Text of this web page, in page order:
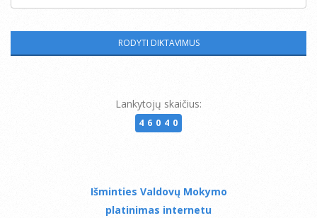
Lankytojų skaičius:
46040
Išminties Valdovų Mokymo
platinimas internetu